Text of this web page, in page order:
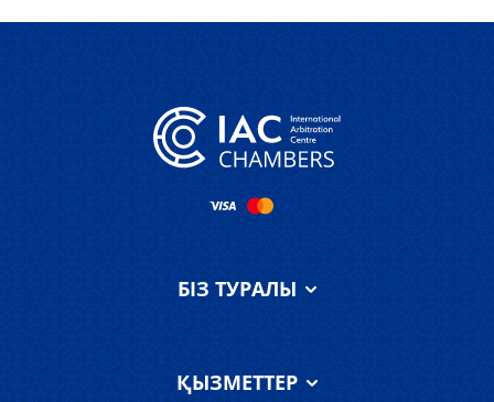
БІЗ ТУРАЛЫ
IAC Chambers
туралы
ҚЫЗМЕТТЕР